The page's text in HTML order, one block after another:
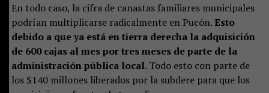
En todo caso, la cifra de canastas familiares municipales
podrían multiplicarse radicalmente en Pucón. Esto
debido a que ya está en tierra derecha la adquisición
de 600 cajas al mes por tres meses de parte de la
administración pública local.Todo esto con parte de
los $140 millones liberados por la subdere para que los